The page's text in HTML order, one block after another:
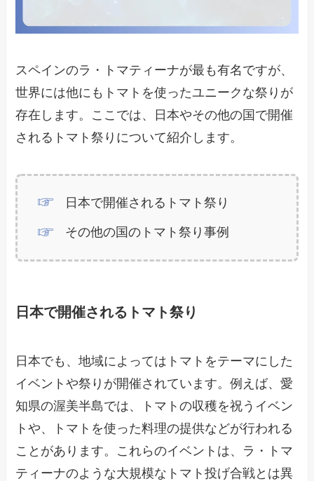
スペインのラ・トマティーナが最も有名ですが、
世界には他にもトマトを使ったユニークな祭りが
存在します。ここでは、日本やその他の国で開催
されるトマト祭りについて紹介します。
日本で開催されるトマト祭り
その他の国のトマト祭り事例
日本で開催されるトマト祭り
日本でも、地域によってはトマトをテーマにした
イベントや祭りが開催されています。例えば、愛
知県の渥美半島では、トマトの収穫を祝うイベン
トや、トマトを使った料理の提供などが行われる
ことがあります。これらのイベントは、ラ・トマ
ティーナのような大規模なトマト投げ合戦とは異